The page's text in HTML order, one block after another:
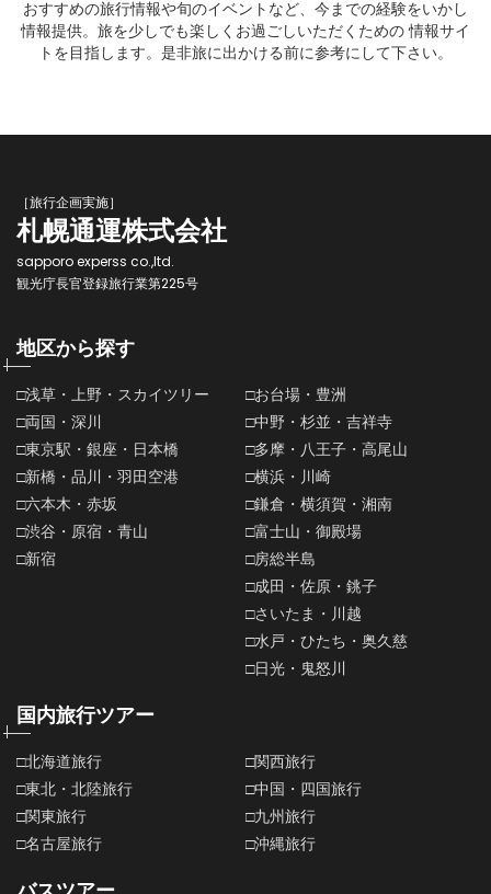
おすすめの旅行情報や旬のイベントなど、今までの経験をいかし
情報提供。旅を少しでも楽しくお過ごしいただくための 情報サイ
トを目指します。是非旅に出かける前に参考にして下さい。
［旅行企画実施］
札幌通運株式会社
sapporo experss co.,ltd.
観光庁長官登録旅行業第225号
地区から探す
□浅草・上野・スカイツリー
□両国・深川
□東京駅・銀座・日本橋
□新橋・品川・羽田空港
□六本木・赤坂
□渋谷・原宿・青山
□新宿
□お台場・豊洲
□中野・杉並・吉祥寺
□多摩・八王子・高尾山
□横浜・川崎
□鎌倉・横須賀・湘南
□富士山・御殿場
□房総半島
□成田・佐原・銚子
□さいたま・川越
□水戸・ひたち・奥久慈
□日光・鬼怒川
国内旅行ツアー
□北海道旅行
□東北・北陸旅行
□関東旅行
□名古屋旅行
□関西旅行
□中国・四国旅行
□九州旅行
□沖縄旅行